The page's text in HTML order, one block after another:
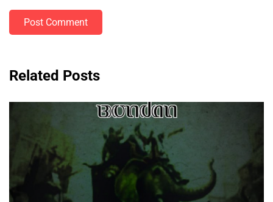
Post Comment
Related Posts